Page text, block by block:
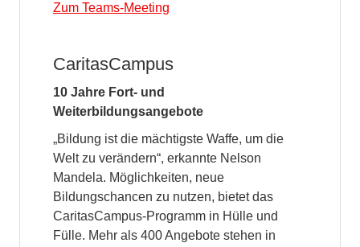
Zum Teams-Meeting
CaritasCampus
10 Jahre Fort- und
Weiterbildungsangebote
„Bildung ist die mächtigste Waffe, um die
Welt zu verändern“, erkannte Nelson
Mandela. Möglichkeiten, neue
Bildungschancen zu nutzen, bietet das
CaritasCampus-Programm in Hülle und
Fülle. Mehr als 400 Angebote stehen in